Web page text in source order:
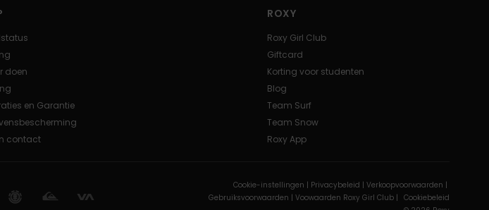
doen
en Garantie
contact
ROXY
Roxy Girl Club
Giftcard
Korting voor studenten
Blog
Team Surf
Team Snow
Roxy App
Cookie-instellingen | Privacybeleid | Verkoopvoorwaarden |
Gebruiksvoorwaarden | Voowaarden Roxy Girl Club | Cookiebeleid